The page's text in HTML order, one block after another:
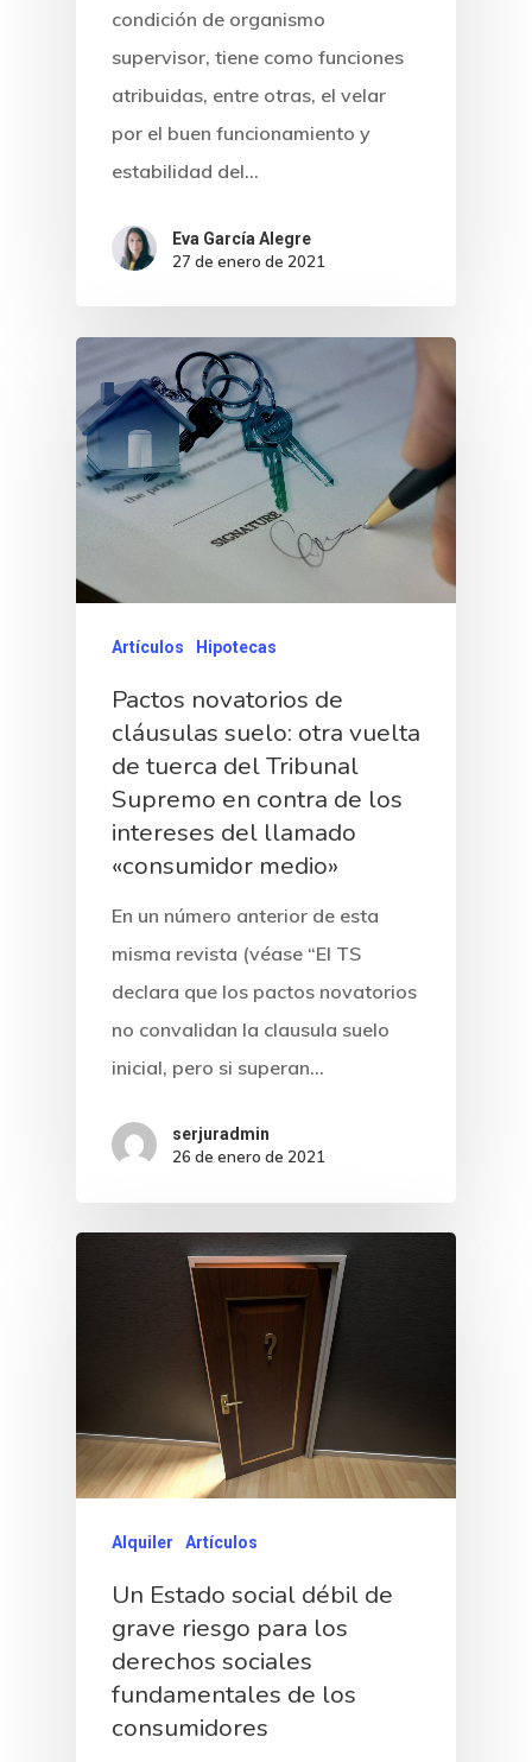
condición de organismo
supervisor, tiene como funciones
atribuidas, entre otras, el velar
por el buen funcionamiento y
estabilidad del…
Eva García Alegre
27 de enero de 2021
Artículos Hipotecas
Pactos novatorios de
cláusulas suelo: otra vuelta
de tuerca del Tribunal
Supremo en contra de los
intereses del llamado
«consumidor medio»
En un número anterior de esta
misma revista (véase “El TS
declara que los pactos novatorios
no convalidan la clausula suelo
inicial, pero si superan…
serjuradmin
26 de enero de 2021
Alquiler Artículos
Un Estado social débil de
grave riesgo para los
derechos sociales
fundamentales de los
consumidores
Noticias
Sentencias
Revista
Café Jurídico
Colabora
¿Quiénes